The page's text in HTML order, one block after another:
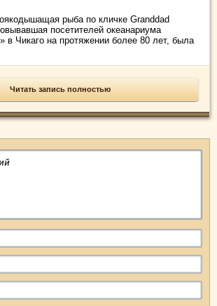
рыба по кличке Granddad
посетителей океанариума
в Чикаго на протяжении более 80 лет, была
Читать запись полностью